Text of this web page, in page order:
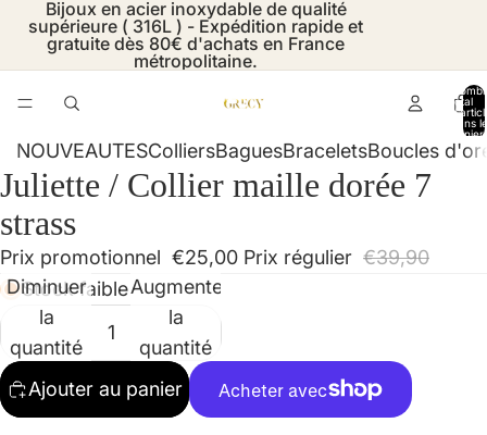
Bijoux en acier inoxydable de qualité
supérieure ( 316L ) - Expédition rapide et
gratuite dès 80€ d'achats en France
métropolitaine.
total
dans le
NOUVEAUTESColliersBaguesBraceletsBoucles
Ouvrir
l’image
en
plein
écran
Ouvrir
l’image
en
plein
écran
Ouvrir
l’image
en
plein
écran
Ouvrir
l’image
en
plein
écran
Ouvrir
l’image
en
plein
écran
Ouvrir
l’image
en
plein
écran
Ouvrir
l’image
en
plein
écran
Ouvrir
l’image
en
plein
écran
Ouvrir
l’image
en
plein
écran
Ouvrir
l’image
en
plein
écran
Juliette / Collier maille dorée 7
strass
Prix promotionnel €25,00 Prix régulier €39,90
Stock faible
Diminuer
la
quantité
Augmenter
la
quantité
Ajouter au panier